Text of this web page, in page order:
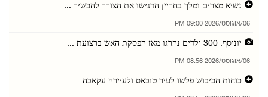
נשיא מצרים ומלך בחריין הדגישו את הצורך להכשיר ...
06/אוגוסט/2026 09:00 PM
יוניסף: 300 ילדים נהרגו מאז הפסקת האש ברצועת ...
06/אוגוסט/2026 08:56 PM
כוחות הכיבוש פלשו לעיר טובאס ולעיירה עקאבה